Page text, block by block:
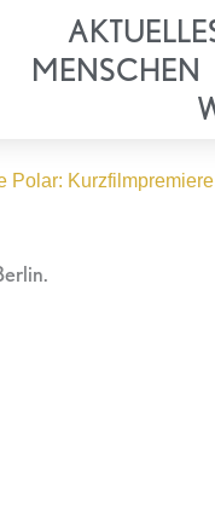
MENSCHEN
Polar: